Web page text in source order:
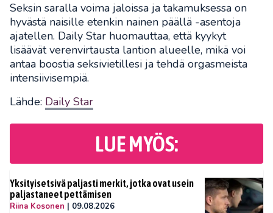
Seksin saralla voima jaloissa ja takamuksessa on
hyvästä naisille etenkin nainen päällä -asentoja
ajatellen. Daily Star huomauttaa, että kyykyt
lisäävät verenvirtausta lantion alueelle, mikä voi
antaa boostia seksivietillesi ja tehdä orgasmeista
intensiivisempiä.
Lähde: Daily Star
LUE MYÖS:
Yksityisetsivä paljasti merkit, jotka ovat usein
paljastaneet pettämisen
Riina Kosonen | 09.08.2026